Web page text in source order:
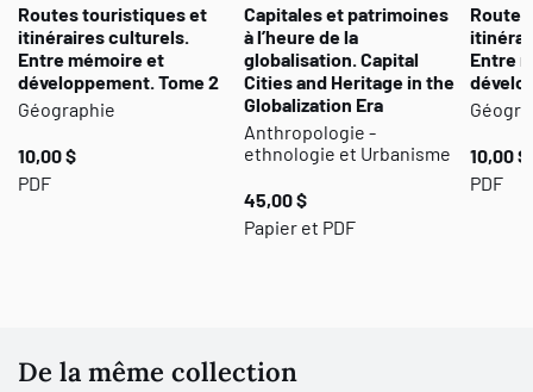
Routes touristiques et
itinéraires culturels.
Entre mémoire et
développement. Tome 2
Géographie
10,00 $
PDF
Capitales et patrimoines
à l’heure de la
globalisation. Capital
Cities and Heritage in the
Globalization Era
Anthropologie -
ethnologie et Urbanisme
45,00 $
Papier et PDF
Entre
10,00 $
PDF
De la même collection